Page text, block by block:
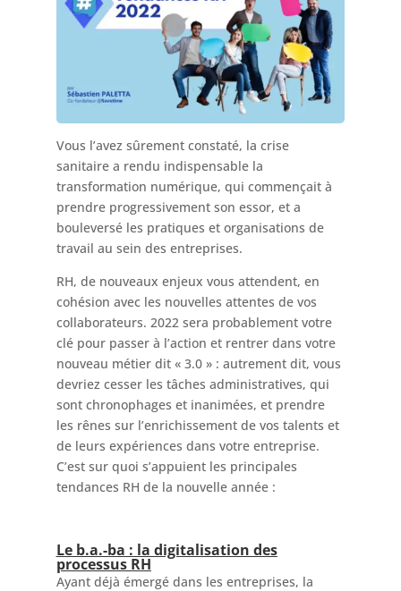
Vous l’avez sûrement constaté, la crise
sanitaire a rendu indispensable la
transformation numérique, qui commençait à
prendre progressivement son essor, et a
bouleversé les pratiques et organisations de
travail au sein des entreprises.
RH, de nouveaux enjeux vous attendent, en
cohésion avec les nouvelles attentes de vos
collaborateurs. 2022 sera probablement votre
clé pour passer à l’action et rentrer dans votre
nouveau métier dit « 3.0 » : autrement dit, vous
devriez cesser les tâches administratives, qui
sont chronophages et inanimées, et prendre
les rênes sur l’enrichissement de vos talents et
de leurs expériences dans votre entreprise.
C’est sur quoi s’appuient les principales
tendances RH de la nouvelle année :
Le b.a.-ba : la digitalisation des
processus RH
Ayant déjà émergé dans les entreprises, la